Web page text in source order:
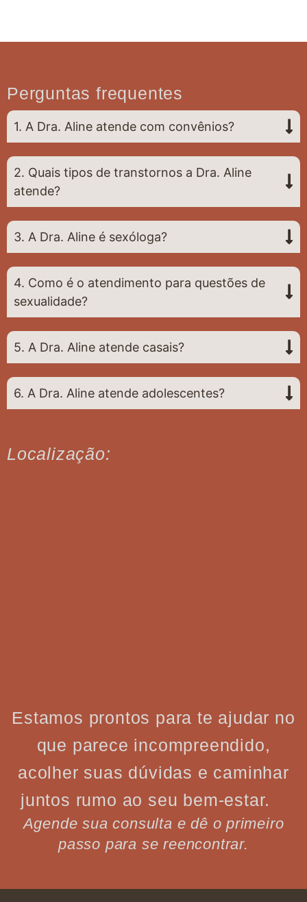
Perguntas frequentes
1. A Dra. Aline atende com convênios?
2. Quais tipos de transtornos a Dra. Aline
atende?
3. A Dra. Aline é sexóloga?
4. Como é o atendimento para questões de
sexualidade?
5. A Dra. Aline atende casais?
6. A Dra. Aline atende adolescentes?
Localização:
Estamos prontos para te ajudar no
que parece incompreendido,
acolher suas dúvidas e caminhar
juntos rumo ao seu bem-estar.
Agende sua consulta e dê o primeiro
passo para se reencontrar.